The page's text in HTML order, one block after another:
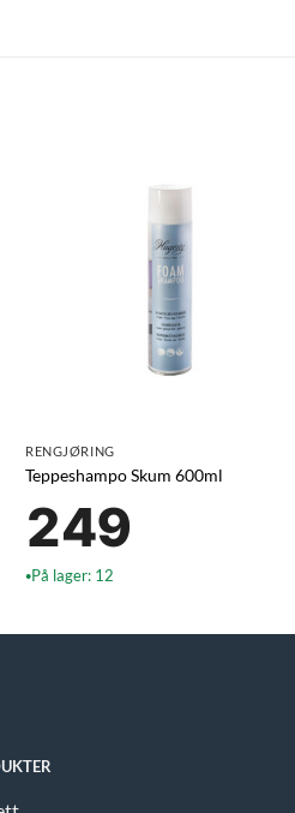
RENGJØRING
Teppeshampo Skum 600ml
249
●På lager: 12